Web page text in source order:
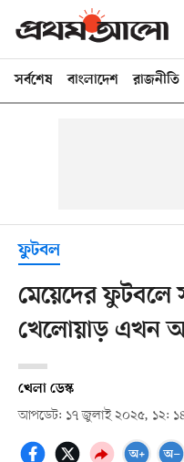
সর্বশেষ বাংলাদেশ রাজনীতি
ফুটবল
মেয়েদের ফুটবলে
খেলোয়াড় এখন
খেলা ডেস্ক
আপডেট: ১৭ জুলাই ২০২৫, ১২: